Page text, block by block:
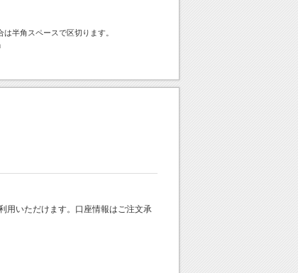
半角スペースで区切ります。
用いただけます。口座情報はご注文承